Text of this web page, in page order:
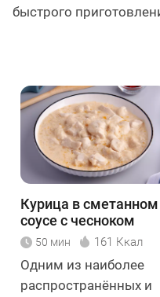
быстрого
Курица в сметанном
соусе с чесноком
50 мин 161 Ккал
Одним из наиболее
распространённых и